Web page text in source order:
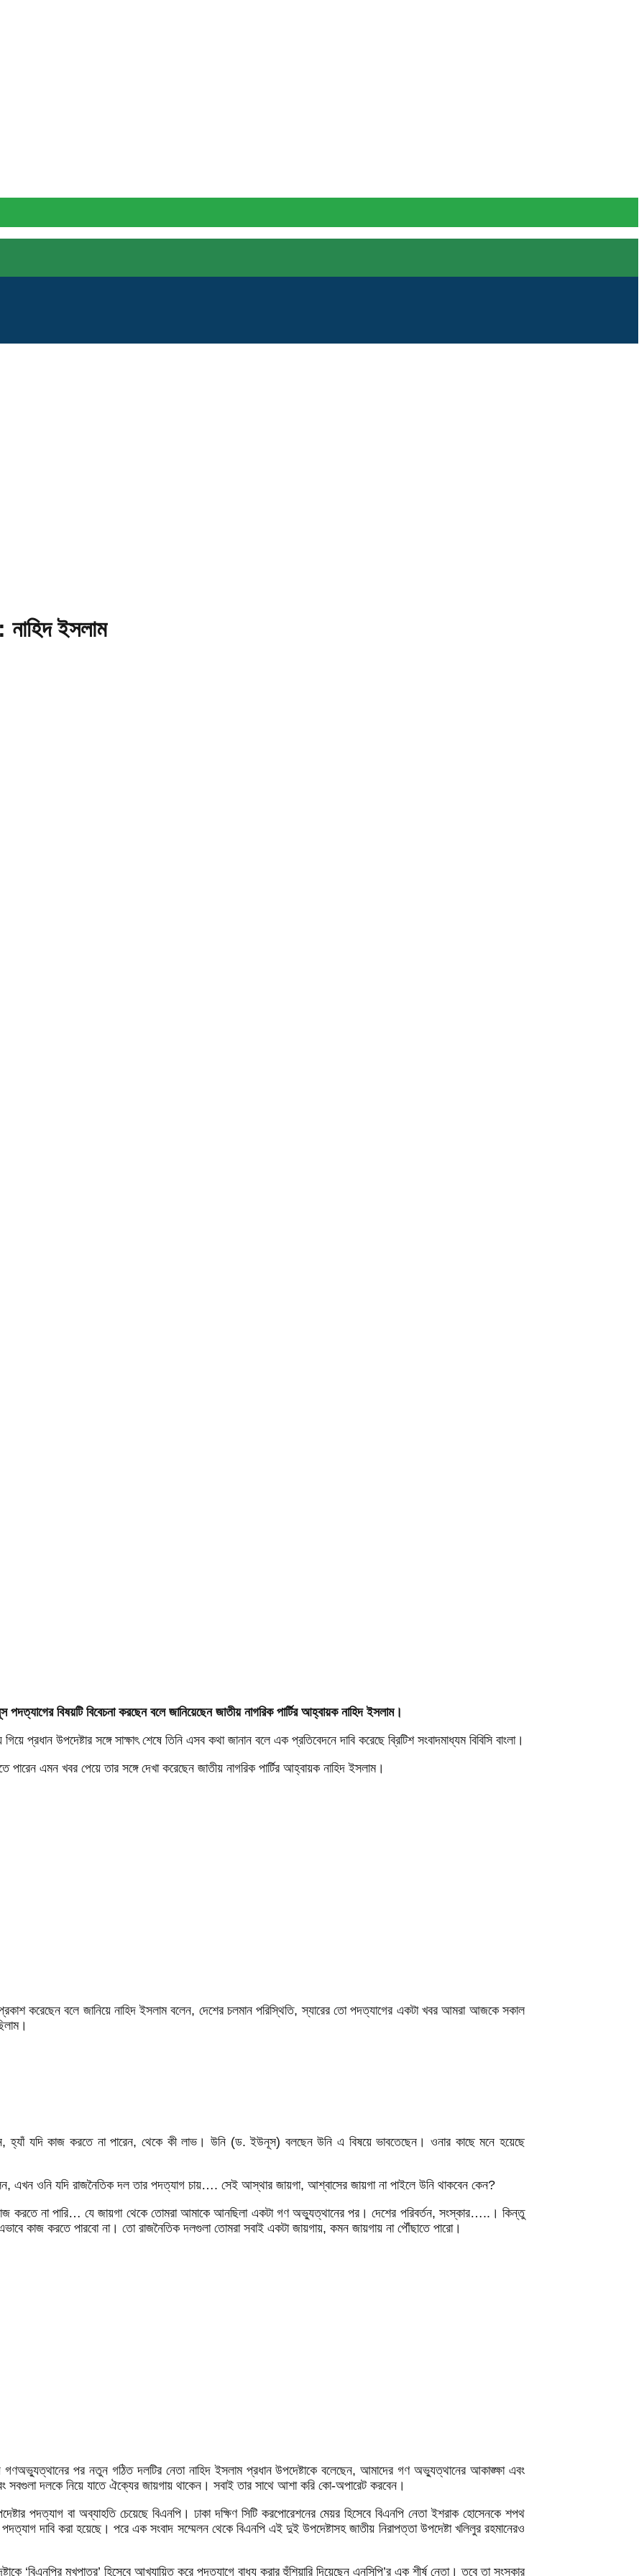
নাহিদ ইসলাম
বিষয়টি বিবেচনা করছেন বলে জানিয়েছেন জাতীয় নাগরিক পার্টির আহ্বায়ক নাহিদ ইসলাম।
প্রধান উপদেষ্টার সঙ্গে সাক্ষাৎ শেষে তিনি এসব কথা জানান বলে এক প্রতিবেদনে দাবি করেছে ব্রিটিশ সংবাদমাধ্যম বিবিসি বাংলা।
এমন খবর পেয়ে তার সঙ্গে দেখা করেছেন জাতীয় নাগরিক পার্টির আহ্বায়ক নাহিদ ইসলাম।
করেছেন বলে জানিয়ে নাহিদ ইসলাম বলেন, দেশের চলমান পরিস্থিতি, স্যারের তো পদত্যাগের একটা খবর আমরা আজকে সকাল
হ্যাঁ যদি কাজ করতে না পারেন, থেকে কী লাভ। উনি (ড. ইউনূস) বলছেন উনি এ বিষয়ে ভাবতেছেন। ওনার কাছে মনে হয়েছে
এখন ওনি যদি রাজনৈতিক দল তার পদত্যাগ চায়…. সেই আস্থার জায়গা, আশ্বাসের জায়গা না পাইলে উনি থাকবেন কেন?
কাজ করতে না পারি… যে জায়গা থেকে তোমরা আমাকে আনছিলা একটা গণ অভ্যুত্থানের পর। দেশের পরিবর্তন, সংস্কার…..। কিন্তু
কাজ করতে পারবো না। তো রাজনৈতিক দলগুলা তোমরা সবাই একটা জায়গায়, কমন জায়গায় না পৌঁছাতে পারো।
গণঅভ্যুত্থানের পর নতুন গঠিত দলটির নেতা নাহিদ ইসলাম প্রধান উপদেষ্টাকে বলেছেন, আমাদের গণ অভ্যুত্থানের আকাঙ্ক্ষা এবং
সবগুলা দলকে নিয়ে যাতে ঐক্যের জায়গায় থাকেন। সবাই তার সাথে আশা করি কো-অপারেট করবেন।
পদত্যাগ বা অব্যাহতি চেয়েছে বিএনপি। ঢাকা দক্ষিণ সিটি করপোরেশনের মেয়র হিসেবে বিএনপি নেতা ইশরাক হোসেনকে শপথ
দাবি করা হয়েছে। পরে এক সংবাদ সম্মেলন থেকে বিএনপি এই দুই উপদেষ্টাসহ জাতীয় নিরাপত্তা উপদেষ্টা খলিলুর রহমানেরও
‌‘বিএনপির মুখপাত্র’ হিসেবে আখ্যায়িত করে পদত্যাগে বাধ্য করার হুঁশিয়ারি দিয়েছেন এনসিপি’র এক শীর্ষ নেতা। তবে তা সংস্কার